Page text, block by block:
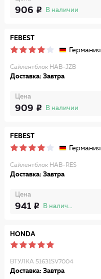
906 В наличии
FEBEST
Германия
Сайлентблок HAB-JZB
Доставка: Завтра
Цена
909 В наличии
FEBEST
Германия
Сайлентблок HAB-RES
Доставка: Завтра
Цена
941 В наличии
HONDA
ВТУЛКА 51631SV7004
Доставка: Завтра